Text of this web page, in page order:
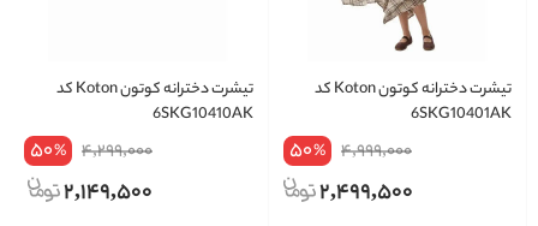
تیشرت دخترانه کوتون Koton کد
6SKG10401AK
4,999,000
50%
2,499,500
تیشرت دخترانه کوتون Koton کد
6SKG10410AK
4,299,000
50%
2,149,500